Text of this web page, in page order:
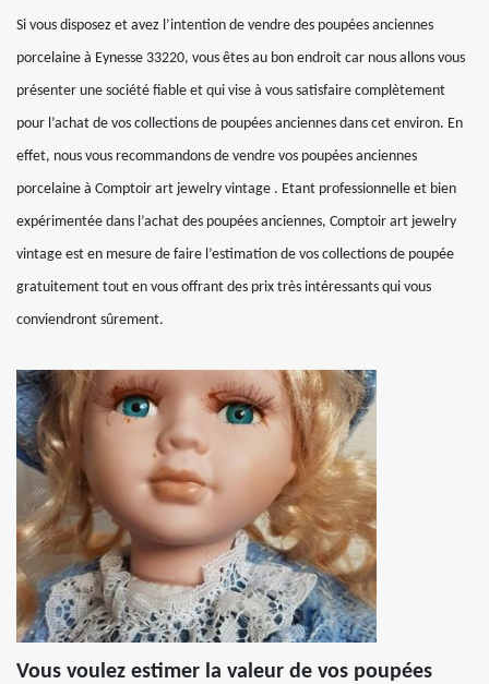
Si vous disposez et avez l’intention de vendre des poupées anciennes
porcelaine à Eynesse 33220, vous êtes au bon endroit car nous allons vous
présenter une société fiable et qui vise à vous satisfaire complètement
pour l’achat de vos collections de poupées anciennes dans cet environ. En
effet, nous vous recommandons de vendre vos poupées anciennes
porcelaine à Comptoir art jewelry vintage . Etant professionnelle et bien
expérimentée dans l’achat des poupées anciennes, Comptoir art jewelry
vintage est en mesure de faire l’estimation de vos collections de poupée
gratuitement tout en vous offrant des prix très intéressants qui vous
conviendront sûrement.
Vous voulez estimer la valeur de vos poupées